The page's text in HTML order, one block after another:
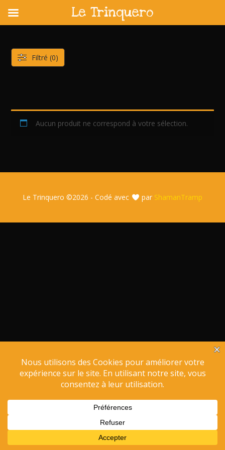
content
Aucun produit ne correspond à votre sélection.
Filtré (0)
Le Trinquero ©2026 - Codé avec par ShamanTramp
Le Trinquero